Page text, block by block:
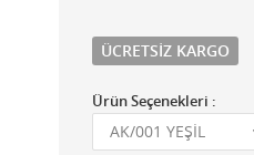
ÜCRETSIZ KARGO
Ürün Seçenekleri :